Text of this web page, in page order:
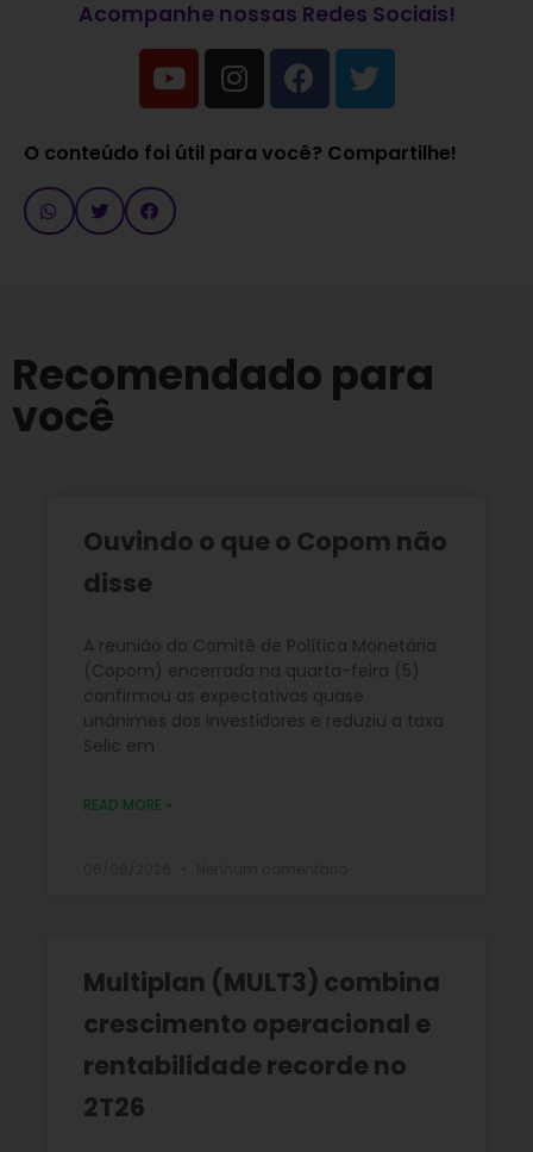
Acompanhe nossas Redes Sociais!
O conteúdo foi útil para você? Compartilhe!
Recomendado para
você
Ouvindo o que o Copom não
disse
A reunião do Comitê de Política Monetária
(Copom) encerrada na quarta-feira (5)
confirmou as expectativas quase
unânimes dos investidores e reduziu a taxa
Selic em
READ MORE »
Multiplan (MULT3) combina
crescimento operacional e
rentabilidade recorde no
2T26